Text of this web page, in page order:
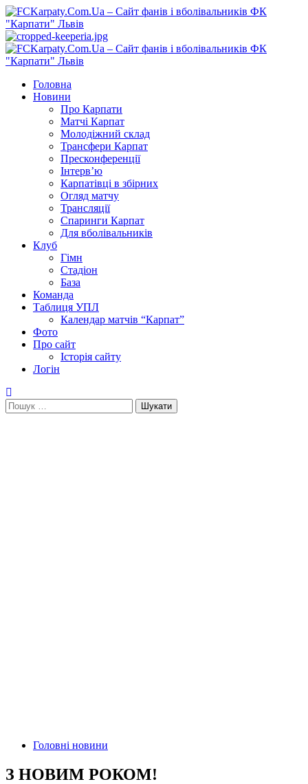
Перейти
до
вмісту
Primary
Menu
Головна
Новини
Про Карпати
Матчі Карпат
Молодіжний склад
Трансфери Карпат
Пресконференції
Інтерв’ю
Карпатівці в збірних
Огляд матчу
Трансляції
Спаринги Карпат
Для вболівальників
Клуб
Гімн
Стадіон
База
Команда
Таблиця УПЛ
Календар матчів “Карпат”
Фото
Про сайт
Історія сайту
Логін
Пошук:
Головні новини
З НОВИМ РОКОМ!